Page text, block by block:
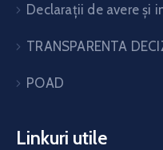
Declarații de avere și
TRANSPARENTA
POAD
Linkuri utile